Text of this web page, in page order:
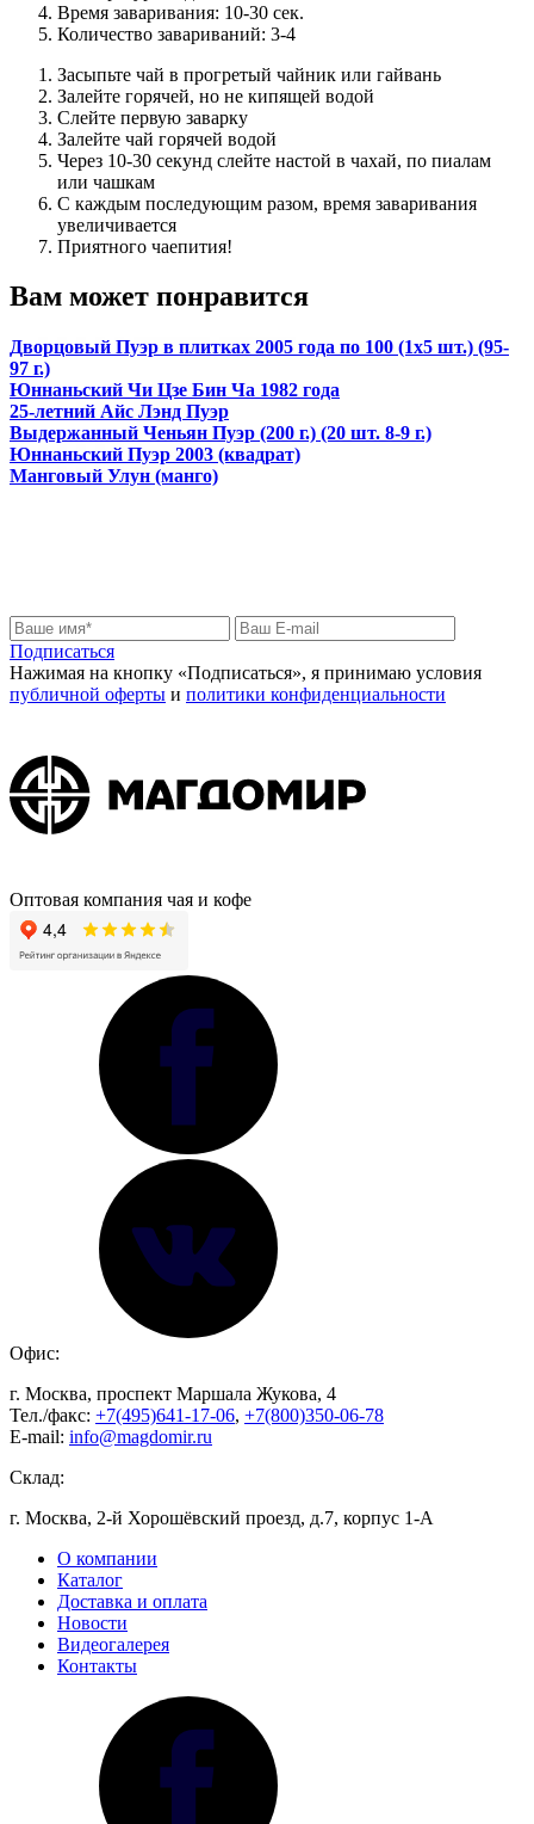
Время заваривания: 10-30 сек.
Количество завариваний: 3-4
Засыпьте чай в прогретый чайник или гайвань
Залейте горячей, но не кипящей водой
Слейте первую заварку
Залейте чай горячей водой
Через 10-30 секунд слейте настой в чахай, по пиалам
или чашкам
С каждым последующим разом, время заваривания
увеличивается
Приятного чаепития!
Вам может понравится
Дворцовый Пуэр в плитках 2005 года по 100 (1х5 шт.) (95-
97 г.)
Юннаньский Чи Цзе Бин Ча 1982 года
25-летний Айс Лэнд Пуэр
Выдержанный Ченьян Пуэр (200 г.) (20 шт. 8-9 г.)
Юннаньский Пуэр 2003 (квадрат)
Манговый Улун (манго)
Подписаться
Нажимая на кнопку «Подписаться», я принимаю условия
публичной оферты и политики конфиденциальности
Оптовая компания чая и кофе
Офис:
г. Москва, проспект Маршала Жукова, 4
Тел./факс: +7(495)641-17-06, +7(800)350-06-78
E-mail: info@magdomir.ru
Склад:
г. Москва, 2-й Хорошёвский проезд, д.7, корпус 1-А
О компании
Каталог
Доставка и оплата
Новости
Видеогалерея
Контакты